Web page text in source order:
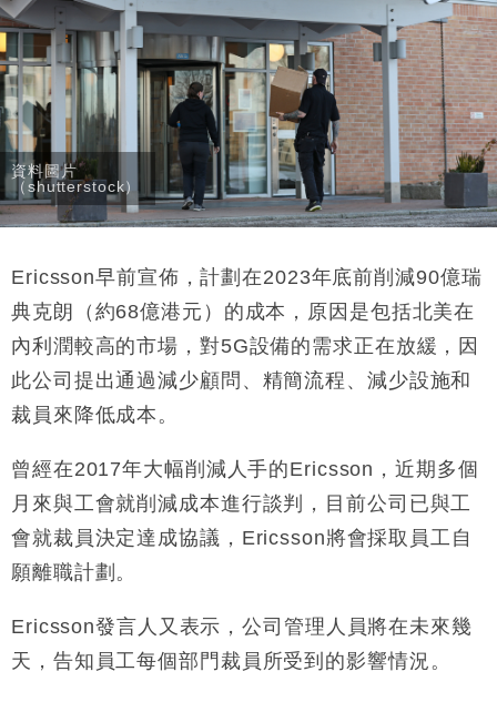
11:12
國際｜特朗普料美伊戰事快結束 承認部分彈藥庫存緊
張
15:59
財經｜SA售股自救後再出手 斥4億美元押注未上市公
司
11:30
財經｜精星香港夥菜鳥拓全球智慧倉儲市場 加快海外
市場落地
14:50
地產｜大酒店中期轉賺2300萬元 斥21億翻新香港及
東京半島
資料圖片
（shutterstock）
Ericsson早前宣佈，計劃在2023年底前削減90億瑞
典克朗（約68億港元）的成本，原因是包括北美在
內利潤較高的市場，對5G設備的需求正在放緩，因
此公司提出通過減少顧問、精簡流程、減少設施和
裁員來降低成本。
曾經在2017年大幅削減人手的Ericsson，近期多個
月來與工會就削減成本進行談判，目前公司已與工
會就裁員決定達成協議，Ericsson將會採取員工自
願離職計劃。
Ericsson發言人又表示，公司管理人員將在未來幾
天，告知員工每個部門裁員所受到的影響情況。